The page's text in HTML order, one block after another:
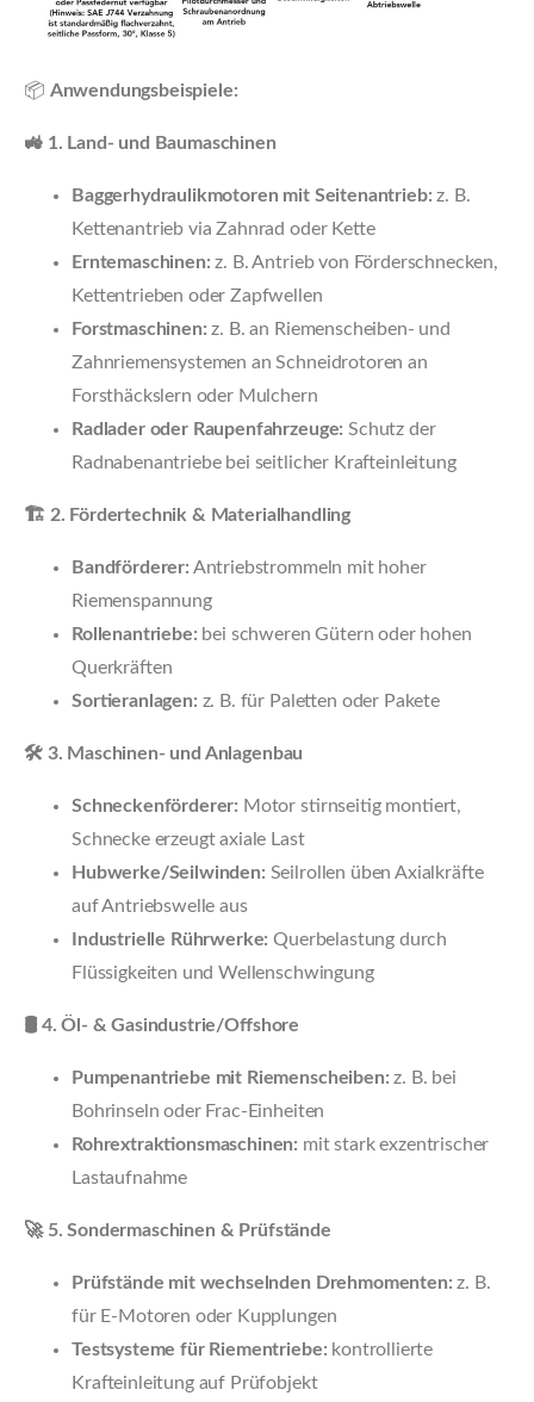
📦 Anwendungsbeispiele:
🚜 1. Land- und Baumaschinen
Baggerhydraulikmotoren mit Seitenantrieb: z. B.
Kettenantrieb via Zahnrad oder Kette
Erntemaschinen: z. B. Antrieb von Förderschnecken,
Kettentrieben oder Zapfwellen
Forstmaschinen: z. B. an Riemenscheiben- und
Zahnriemensystemen an Schneidrotoren an
Forsthäckslern oder Mulchern
Radlader oder Raupenfahrzeuge: Schutz der
Radnabenantriebe bei seitlicher Krafteinleitung
🏗️ 2. Fördertechnik & Materialhandling
Bandförderer: Antriebstrommeln mit hoher
Riemenspannung
Rollenantriebe: bei schweren Gütern oder hohen
Querkräften
Sortieranlagen: z. B. für Paletten oder Pakete
🛠️ 3. Maschinen- und Anlagenbau
Schneckenförderer: Motor stirnseitig montiert,
Schnecke erzeugt axiale Last
Hubwerke/Seilwinden: Seilrollen üben Axialkräfte
auf Antriebswelle aus
Industrielle Rührwerke: Querbelastung durch
Flüssigkeiten und Wellenschwingung
🛢️ 4. Öl- & Gasindustrie/Offshore
Pumpenantriebe mit Riemenscheiben: z. B. bei
Bohrinseln oder Frac-Einheiten
Rohrextraktionsmaschinen: mit stark exzentrischer
Lastaufnahme
🚀 5. Sondermaschinen & Prüfstände
Prüfstände mit wechselnden Drehmomenten: z. B.
für E-Motoren oder Kupplungen
Testsysteme für Riementriebe: kontrollierte
Krafteinleitung auf Prüfobjekt